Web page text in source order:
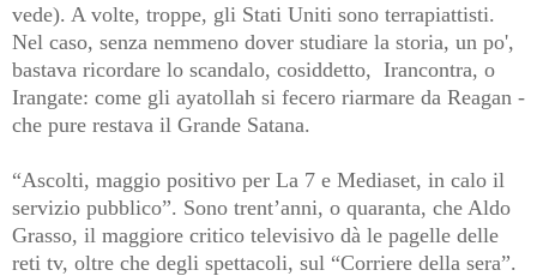
vede). A volte, troppe, gli Stati Uniti sono terrapiattisti.
Nel caso, senza nemmeno dover studiare la storia, un po',
bastava ricordare lo scandalo, cosiddetto, Irancontra, o
Irangate: come gli ayatollah si fecero riarmare da Reagan -
che pure restava il Grande Satana.
“Ascolti, maggio positivo per La 7 e Mediaset, in calo il
servizio pubblico”. Sono trent’anni, o quaranta, che Aldo
Grasso, il maggiore critico televisivo dà le pagelle delle
reti tv, oltre che degli spettacoli, sul “Corriere della sera”.